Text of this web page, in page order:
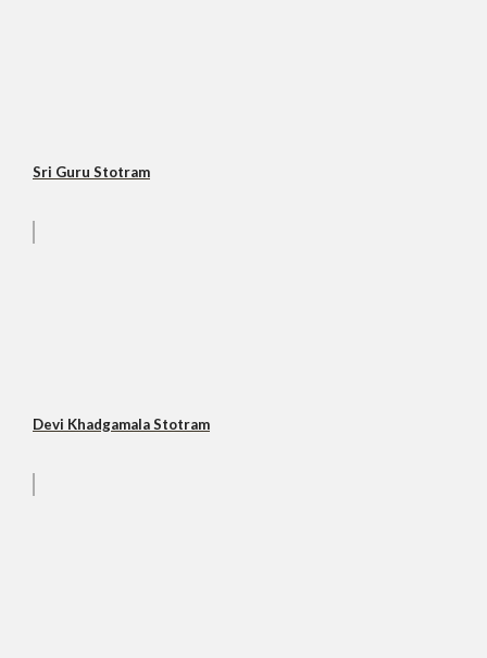
Sri Guru Stotram
Devi Khadgamala Stotram